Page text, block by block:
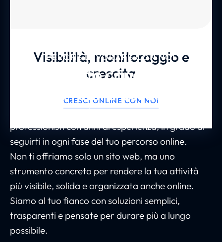
Visibilità, monitoraggio e
crescita
CRESCI ONLINE CON NOI
PERCHÉ LAVORARE CON NOI
Un supporto concreto per
risultati reali e duraturi
Affidarsi a noi significa avere un team di
professionisti con anni di esperienza, in grado di
seguirti in ogni fase del tuo percorso online.
Non ti offriamo solo un sito web, ma uno
strumento concreto per rendere la tua attività
più visibile, solida e organizzata anche online.
Siamo al tuo fianco con soluzioni semplici,
trasparenti e pensate per durare più a lungo
possibile.